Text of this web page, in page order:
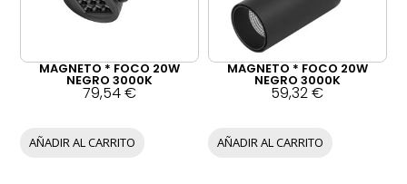
MAGNETO * FOCO 20W
NEGRO 3000K
79,54€
AÑADIR AL CARRITO
MAGNETO * FOCO 20W
NEGRO 3000K
59,32€
AÑADIR AL CARRITO